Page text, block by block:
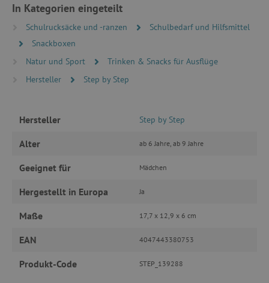
In Kategorien eingeteilt
Schulrucksäcke und -ranzen
Schulbedarf und Hilfsmittel
Snackboxen
Natur und Sport
Trinken & Snacks für Ausflüge
Hersteller
Step by Step
Hersteller Step by Step
Alter ab 6 Jahre, ab 9 Jahre
Geeignet für Mädchen
Hergestellt in Europa Ja
Maße 17,7 x 12,9 x 6 cm
EAN 4047443380753
Produkt-Code STEP_139288
Unbedingt erforderlich
Performance
Unbedingt erforderliche Cookies ermöglichen
Benutzeranmeldung und die Kontoverwaltung.
www.agathaswelt.de
PHPSESSID